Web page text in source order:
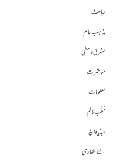
مباحث
مذاہب عالم
مشرق وسطی
معاشرت
معلومات
منتخب کالم
میڈیا واچ
نئے لکھاری